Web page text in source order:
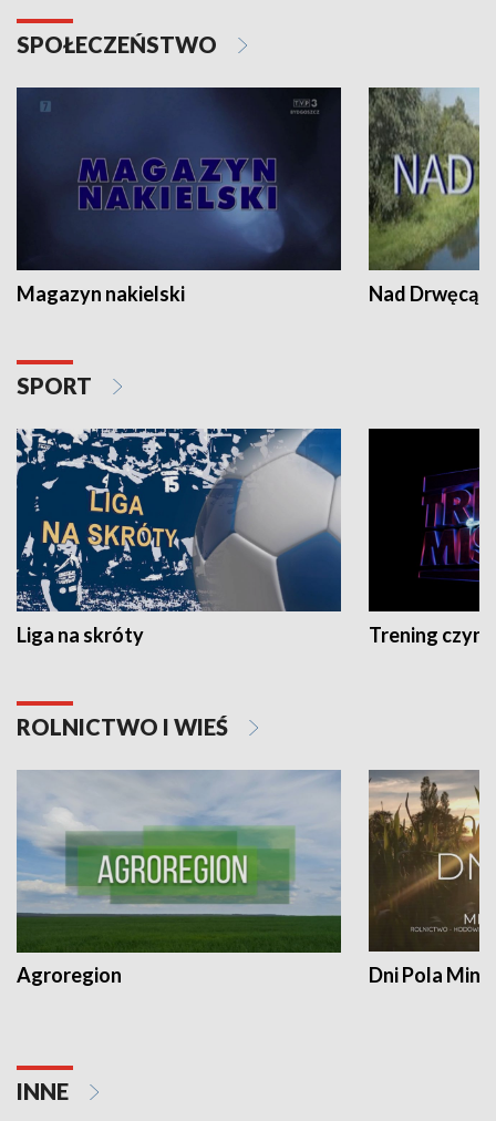
SPOŁECZEŃSTWO
Magazyn nakielski Nad Drwęcą
SPORT
Liga na skróty Trening czyni
ROLNICTWO I WIEŚ
Agroregion Dni Pola
INNE